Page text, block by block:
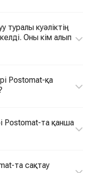
куәліктің
Оны кім алып
Postomat-қа
Postomat-та қанша
та сақтау